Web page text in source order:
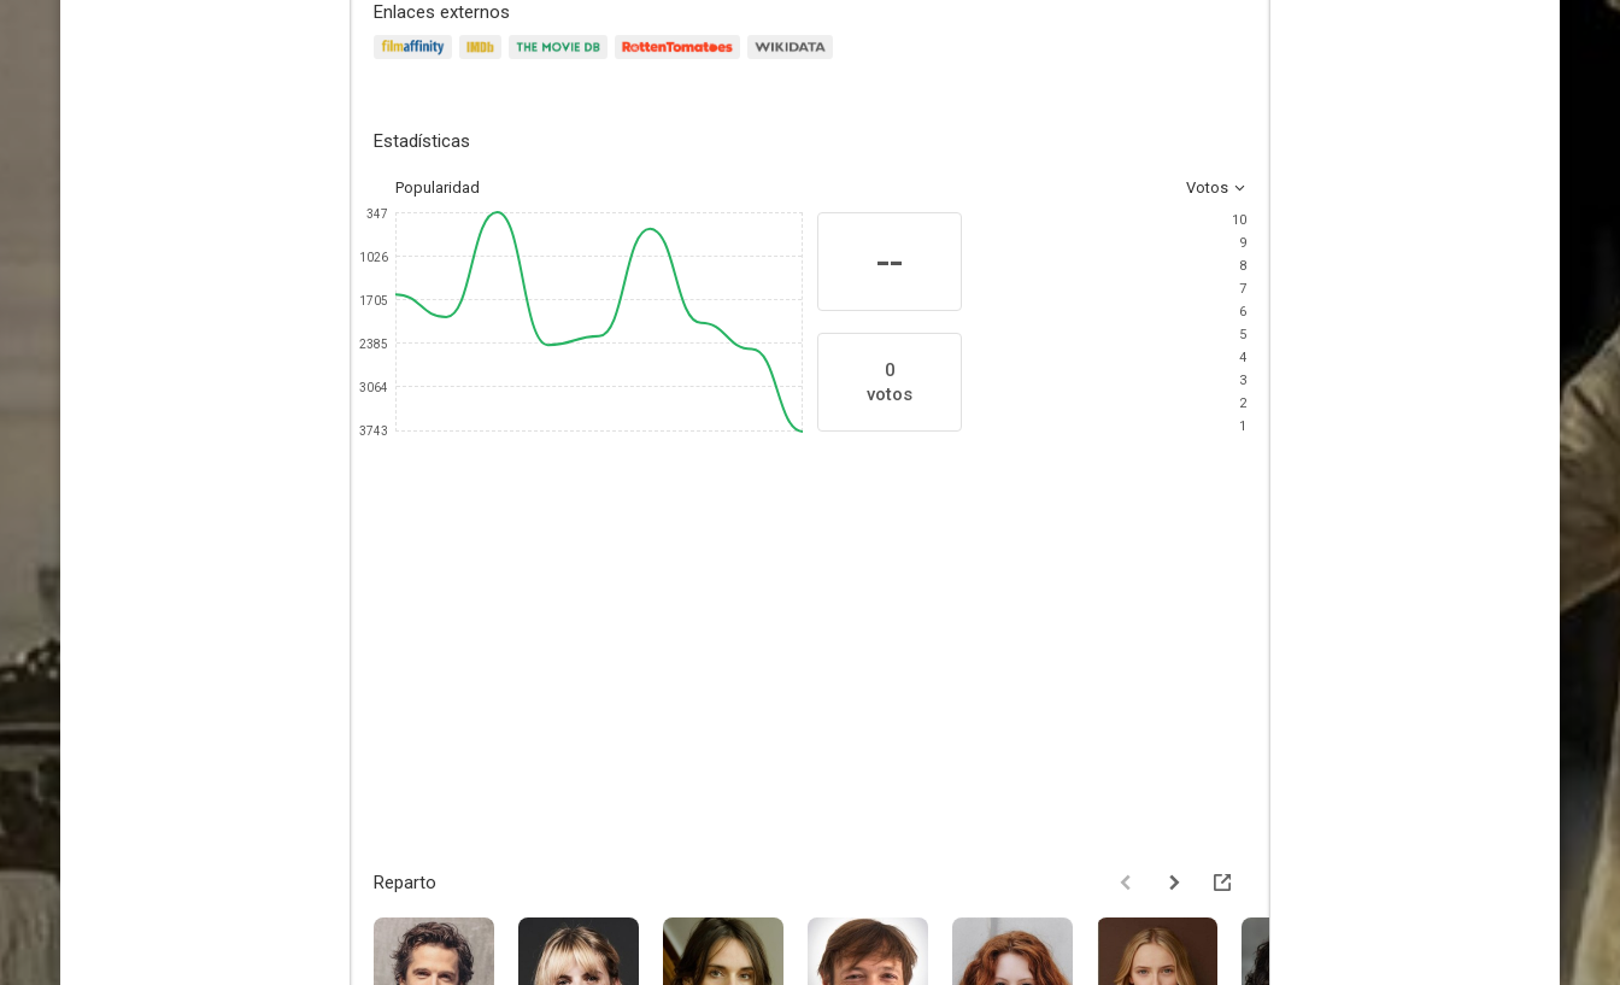
Enlaces externos
Estadísticas
Popularidad Votos
347
1026
1705
2385
3064
3743
--
0
votos
10
9
8
7
6
5
4
3
2
1
Reparto